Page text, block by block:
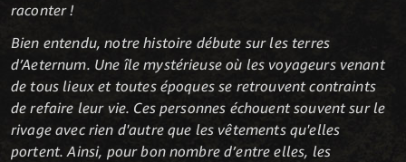
raconter !
Bien entendu, notre histoire débute sur les terres
d’Aeternum. Une île mystérieuse où les voyageurs venant
de tous lieux et toutes époques se retrouvent contraints
de refaire leur vie. Ces personnes échouent souvent sur le
rivage avec rien d'autre que les vêtements qu'elles
portent. Ainsi, pour bon nombre d’entre elles, les